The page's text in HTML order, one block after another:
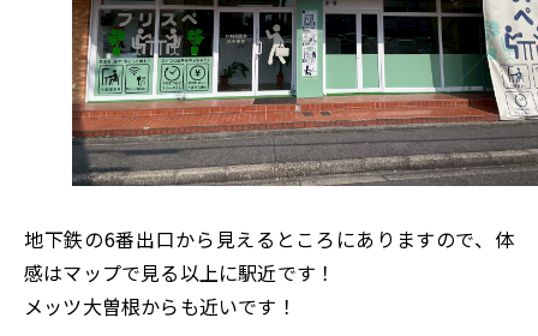
地下鉄の6番出口から見えるところにありますので、体
感はマップで見る以上に駅近です！
メッツ大曽根からも近いです！